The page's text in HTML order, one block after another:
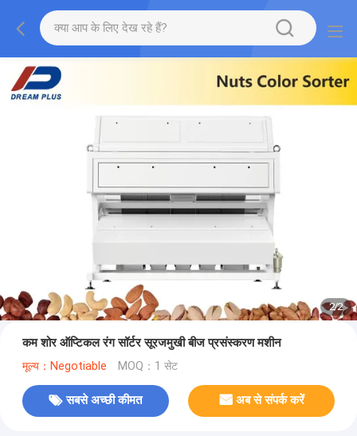
2/2
कम शोर ऑप्टिकल रंग सॉर्टर सूरजमुखी बीज प्रसंस्करण मशीन
मूल्य：Negotiable MOQ：1 सेट
सबसे अच्छी कीमत अब से संपर्क करें